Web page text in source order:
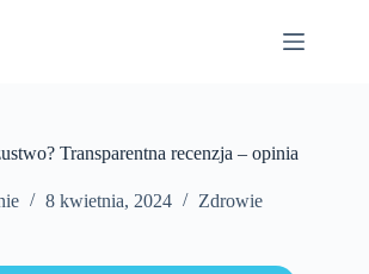
Transparentna recenzja – opinia
8 kwietnia, 2024 Zdrowie